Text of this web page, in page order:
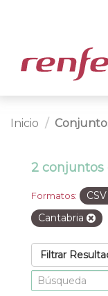
Inicio
2 conjuntos
Formatos: CSV
Cantabria
Filtrar